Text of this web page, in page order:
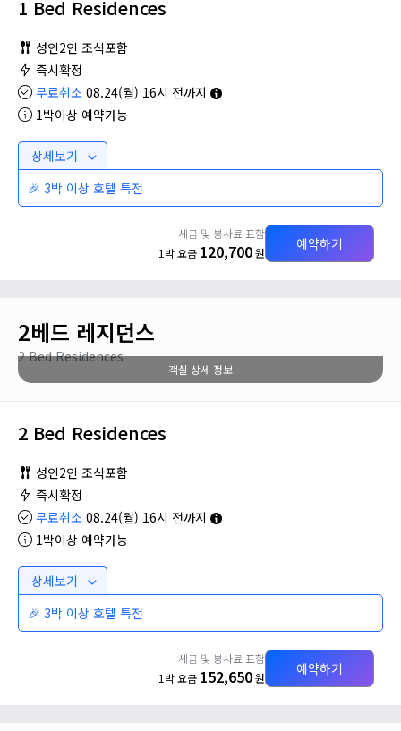
1 Bed Residences
성인2인 조식포함
즉시확정
무료취소 08.24(월) 16시 전까지
1박이상 예약가능
상세보기
🎉 3박 이상 호텔 특전
세금 및 봉사료 표함
1박 요금 120,700원
예약하기
2베드 레지던스
2 Bed Residences
객실 상세 정보
2 Bed Residences
성인2인 조식포함
즉시확정
무료취소 08.24(월) 16시 전까지
1박이상 예약가능
상세보기
🎉 3박 이상 호텔 특전
세금 및 봉사료 표함
1박 요금 152,650원
예약하기